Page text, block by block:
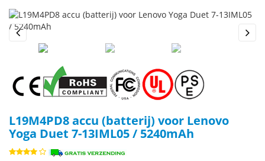
Previous
L19M4PD8 accu (batterij) voor Lenovo
Yoga Duet 7-13IML05 / 5240mAh